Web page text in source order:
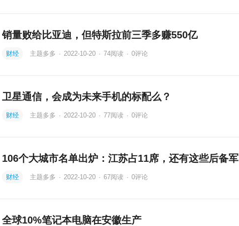
销量败给比亚迪，但特斯拉前三季多赚550亿
财经 主题多多 · 2022-10-20 · 74阅读 · 0评论
卫星通信，会成为未来手机的标配么？
财经 主题多多 · 2022-10-20 · 77阅读 · 0评论
106个大城市名单出炉：江苏占11席，还有这些后备军
财经 主题多多 · 2022-10-20 · 67阅读 · 0评论
全球10%笔记本电脑在安徽生产